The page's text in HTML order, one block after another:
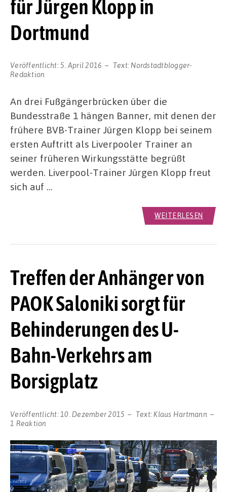
für Jürgen Klopp in
Dortmund
Veröffentlicht:5. April 2016 Text: Nordstadtblogger-
Redaktion
An drei Fußgängerbrücken über die
Bundesstraße 1 hängen Banner, mit denen der
frühere BVB-Trainer Jürgen Klopp bei seinem
ersten Auftritt als Liverpooler Trainer an
seiner früheren Wirkungsstätte begrüßt
werden. Liverpool-Trainer Jürgen Klopp freut
sich auf …
WEITERLESEN
Treffen der Anhänger von
PAOK Saloniki sorgt für
Behinderungen des U-
Bahn-Verkehrs am
Borsigplatz
Veröffentlicht: 10. Dezember 2015 Text:Klaus Hartmann
1 Reaktion